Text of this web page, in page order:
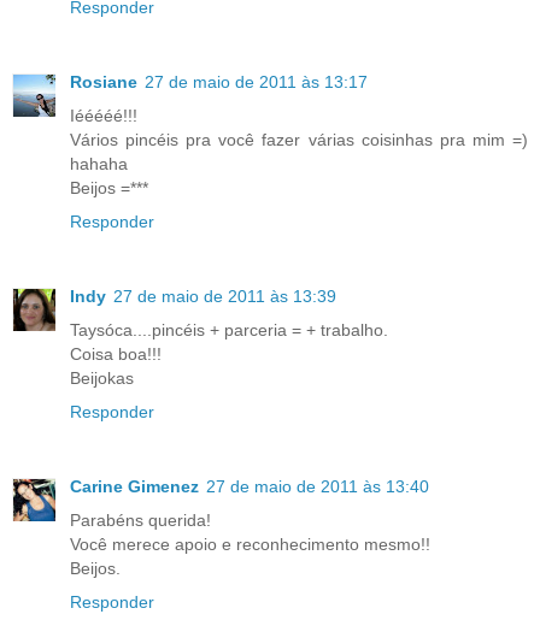
Responder
Rosiane 27 de maio de 2011 às 13:17
Iééééé!!!
Vários pincéis pra você fazer várias coisinhas pra mim =)
hahaha
Beijos =***
Responder
Indy 27 de maio de 2011 às 13:39
Taysóca....pincéis + parceria = + trabalho.
Coisa boa!!!
Beijokas
Responder
Carine Gimenez 27 de maio de 2011 às 13:40
Parabéns querida!
Você merece apoio e reconhecimento mesmo!!
Beijos.
Responder